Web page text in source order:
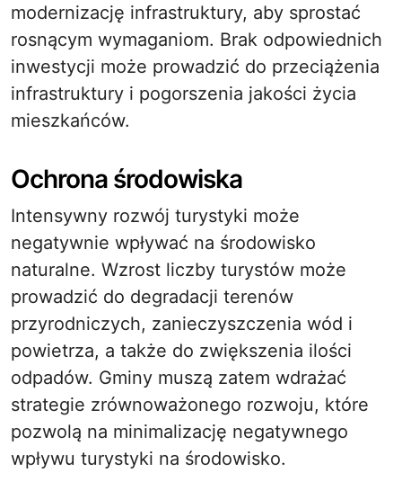
modernizację infrastruktury, aby sprostać
rosnącym wymaganiom. Brak odpowiednich
inwestycji może prowadzić do przeciążenia
infrastruktury i pogorszenia jakości życia
mieszkańców.
Ochrona środowiska
Intensywny rozwój turystyki może
negatywnie wpływać na środowisko
naturalne. Wzrost liczby turystów może
prowadzić do degradacji terenów
przyrodniczych, zanieczyszczenia wód i
powietrza, a także do zwiększenia ilości
odpadów. Gminy muszą zatem wdrażać
strategie zrównoważonego rozwoju, które
pozwolą na minimalizację negatywnego
wpływu turystyki na środowisko.